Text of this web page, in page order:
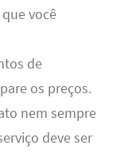
você
de
os preços.
nem sempre
deve ser